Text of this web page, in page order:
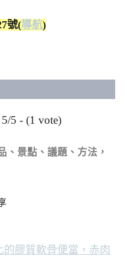
號(導航)
5/5 - (1 vote)
、景點、議題、方法，
膠質軟骨便當，赤肉